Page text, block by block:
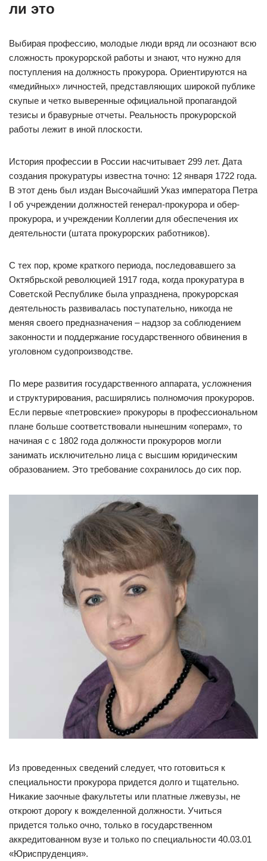
ли это
Выбирая профессию, молодые люди вряд ли осознают всю
сложность прокурорской работы и знают, что нужно для
поступления на должность прокурора. Ориентируются на
«медийных» личностей, представляющих широкой публике
скупые и четко выверенные официальной пропагандой
тезисы и бравурные отчеты. Реальность прокурорской
работы лежит в иной плоскости.
История профессии в России насчитывает 299 лет. Дата
создания прокуратуры известна точно: 12 января 1722 года.
В этот день был издан Высочайший Указ императора Петра
I об учреждении должностей генерал-прокурора и обер-
прокурора, и учреждении Коллегии для обеспечения их
деятельности (штата прокурорских работников).
С тех пор, кроме краткого периода, последовавшего за
Октябрьской революцией 1917 года, когда прокуратура в
Советской Республике была упразднена, прокурорская
деятельность развивалась поступательно, никогда не
меняя своего предназначения – надзор за соблюдением
законности и поддержание государственного обвинения в
уголовном судопроизводстве.
По мере развития государственного аппарата, усложнения
и структурирования, расширялись полномочия прокуроров.
Если первые «петровские» прокуроры в профессиональном
плане больше соответствовали нынешним «операм», то
начиная с с 1802 года должности прокуроров могли
занимать исключительно лица с высшим юридическим
образованием. Это требование сохранилось до сих пор.
Из проведенных сведений следует, что готовиться к
специальности прокурора придется долго и тщательно.
Никакие заочные факультеты или платные лжевузы, не
откроют дорогу к вожделенной должности. Учиться
придется только очно, только в государственном
аккредитованном вузе и только по специальности 40.03.01
«Юриспруденция».